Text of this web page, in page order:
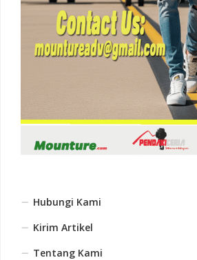
Hubungi Kami
Kirim Artikel
Tentang Kami